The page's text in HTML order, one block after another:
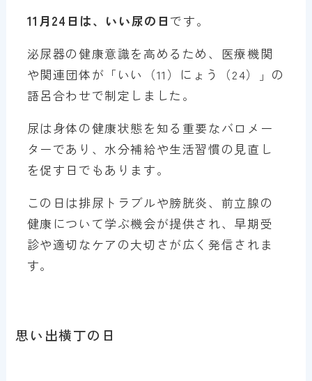
11月24日は、いい尿の日 です。
泌尿器の健康意識を高めるため、医療機関
や関連団体が「いい（11）にょう（24）」の
語呂合わせで制定しました。
尿は身体の健康状態を知る重要なバロメー
ターであり、水分補給や生活習慣の見直し
を促す日でもあります。
この日は排尿トラブルや膀胱炎、前立腺の
健康について学ぶ機会が提供され、早期受
診や適切なケアの大切さが広く発信されま
す。
思い出横丁の日